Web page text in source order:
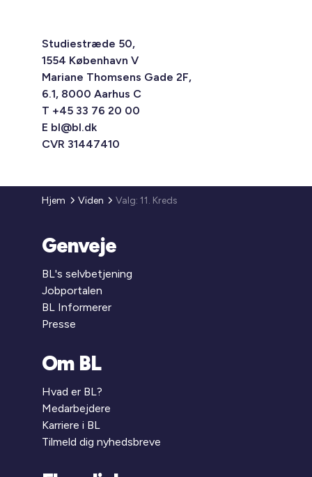
Studiestræde 50,
1554 København V
Mariane Thomsens Gade 2F,
6.1, 8000 Aarhus C
T +45 33 76 20 00
E bl@bl.dk
CVR 31447410
Hjem Viden Valg: 11. Kreds
Genveje
BL's selvbetjening
Jobportalen
BL Informerer
Presse
Om BL
Hvad er BL?
Medarbejdere
Karriere i BL
Tilmeld dig nyhedsbreve